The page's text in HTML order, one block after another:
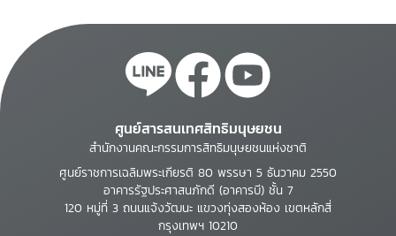
ศูนย์สารสนเทศสิทธิมนุษยชน
สำนักงานคณะกรรมการสิทธิมนุษยชนแห่งชาติ
ศูนย์ราชการเฉลิมพระเกียรติ 80 พรรษา 5 ธันวาคม 2550
อาคารรัฐประศาสนภักดี (อาคารบี) ชั้น 7
120 หมู่ที่ 3 ถนนแจ้งวัฒนะ แขวงทุ่งสองห้อง เขตหลักสี่
กรุงเทพฯ 10210